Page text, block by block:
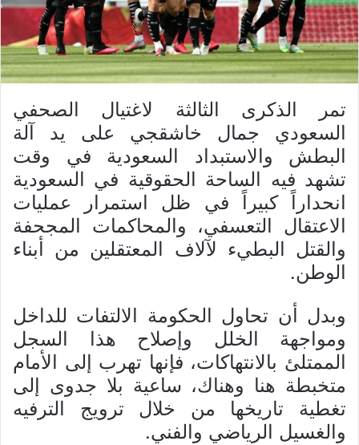
تمر الذكرى الثالثة لاغتيال الصحفي
السعودي جمال خاشقجي على يد آلة
البطش والاستبداد السعودية في وقت
تشهد فيه الساحة الحقوقية في السعودية
انحداراً كبيراً في ظل استمرار عمليات
الاعتقال التعسفي، والمحاكمات المجحفة
والقتل البطيء لآلاف المعتقلين من أبناء
الوطن.
وبدل أن تحاول الحكومة الالتفات للداخل
ومواجهة الخلل وإصلاح هذا السجل
الممتلئ بالانتهاكات، فإنها تهرب إلى الأمام
متخبطة هنا وهناك، ساعية بلا جدوى إلى
تغطية تاريخها من خلال ترويج الترفيه
والغسيل الرياضي والفني.